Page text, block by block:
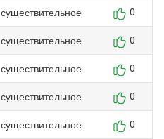
существительное 0
существительное 0
существительное 0
существительное 0
существительное 0